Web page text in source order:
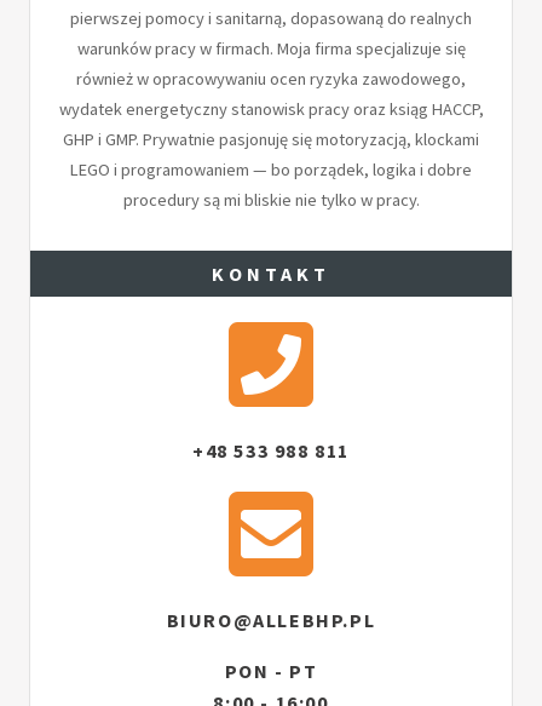
pierwszej pomocy i sanitarną, dopasowaną do realnych
warunków pracy w firmach. Moja firma specjalizuje się
również w opracowywaniu ocen ryzyka zawodowego,
wydatek energetyczny stanowisk pracy oraz ksiąg HACCP,
GHP i GMP. Prywatnie pasjonuję się motoryzacją, klockami
LEGO i programowaniem — bo porządek, logika i dobre
procedury są mi bliskie nie tylko w pracy.
KONTAKT
+48 533 988 811
BIURO@ALLEBHP.PL
PON - PT